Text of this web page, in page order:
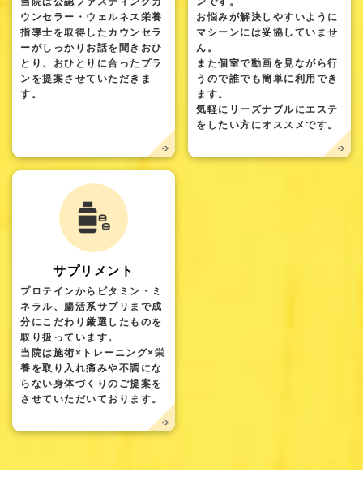
ウンセラー・ウェルネス栄養
指導士を取得したカウンセラ
ーがしっかりお話を聞きおひ
とり、おひとりに合ったプラ
ンを提案させていただきま
す。
お悩みが解決しやすいように
マシーンには妥協していませ
ん。
また個室で動画を見ながら行
うので誰でも簡単に利用でき
ます。
気軽にリーズナブルにエステ
をしたい方にオススメです。
サプリメント
プロテインからビタミン・ミ
ネラル、腸活系サプリまで成
分にこだわり厳選したものを
取り扱っています。
当院は施術×トレーニング×栄
養を取り入れ痛みや不調にな
らない身体づくりのご提案を
させていただいております。